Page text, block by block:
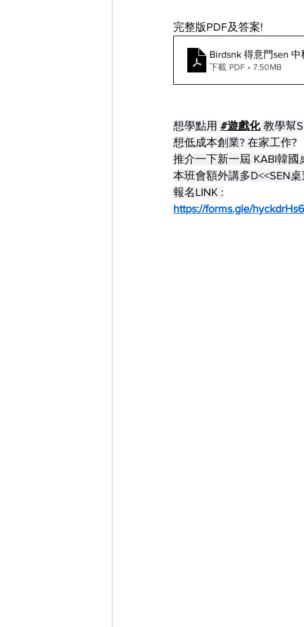
完整版PDF及答案!
Birdsnk 得意門sen
下載 PDF • 7.50MB
想學點用 #遊戲化 教學幫
想低成本創業? 在家工作?
推介一下新一屆 KABI韓
本班會額外講多D<<SEN
報名LINK :
https://forms.gle/